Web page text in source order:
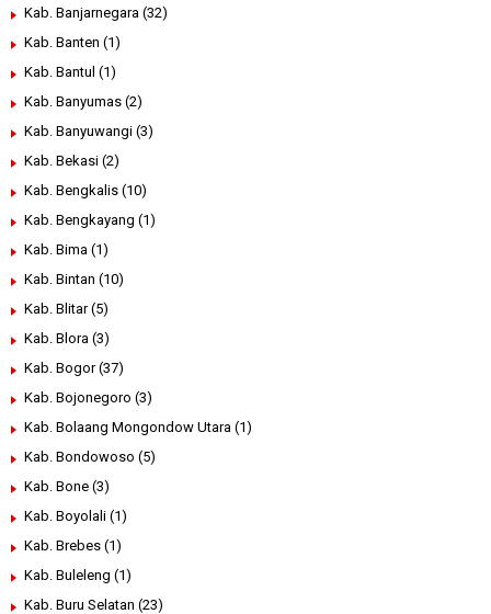
Kab. Banjarnegara (32)
Kab. Banten (1)
Kab. Bantul (1)
Kab. Banyumas (2)
Kab. Banyuwangi (3)
Kab. Bekasi (2)
Kab. Bengkalis (10)
Kab. Bengkayang (1)
Kab. Bima (1)
Kab. Bintan (10)
Kab. Blitar (5)
Kab. Blora (3)
Kab. Bogor (37)
Kab. Bojonegoro (3)
Kab. Bolaang Mongondow Utara (1)
Kab. Bondowoso (5)
Kab. Bone (3)
Kab. Boyolali (1)
Kab. Brebes (1)
Kab. Buleleng (1)
Kab. Buru Selatan (23)